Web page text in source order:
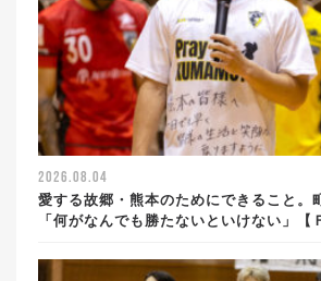
2026.08.04
愛する故郷・熊本のためにできること。
「何がなんでも勝たないといけない」